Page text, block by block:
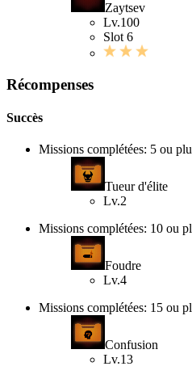
Zaytsev
Lv.100
Slot 6
Récompenses
Succès
Missions complétées: 5 ou
Tueur d'élite
Lv.2
Missions complétées: 10 ou
Foudre
Lv.4
Missions complétées: 15 ou
Confusion
Lv.13